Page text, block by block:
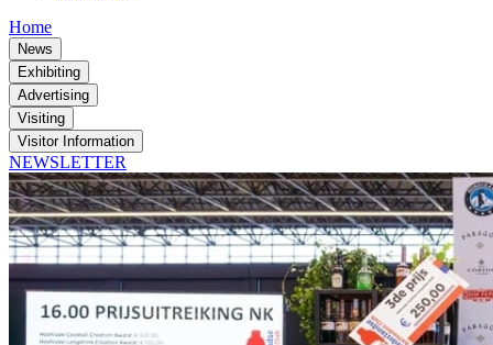
Home
News
Exhibiting
Advertising
Visiting
Visitor Information
NEWSLETTER